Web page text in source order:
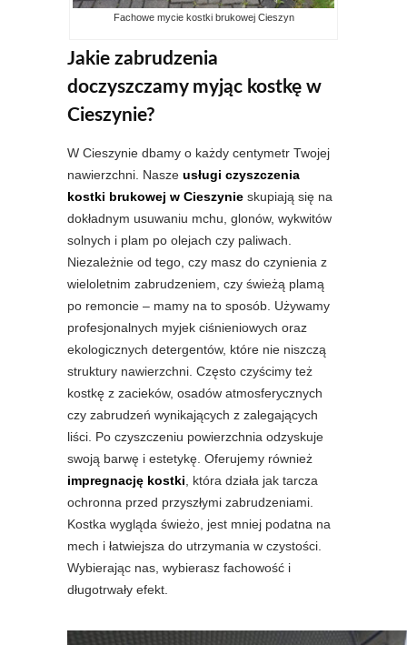
Fachowe mycie kostki brukowej Cieszyn
Jakie zabrudzenia
doczyszczamy myjąc kostkę w
Cieszynie?
W Cieszynie dbamy o każdy centymetr Twojej
nawierzchni. Nasze usługi czyszczenia
kostki brukowej w Cieszynie skupiają się na
dokładnym usuwaniu mchu, glonów, wykwitów
solnych i plam po olejach czy paliwach.
Niezależnie od tego, czy masz do czynienia z
wieloletnim zabrudzeniem, czy świeżą plamą
po remoncie – mamy na to sposób. Używamy
profesjonalnych myjek ciśnieniowych oraz
ekologicznych detergentów, które nie niszczą
struktury nawierzchni. Często czyścimy też
kostkę z zacieków, osadów atmosferycznych
czy zabrudzeń wynikających z zalegających
liści. Po czyszczeniu powierzchnia odzyskuje
swoją barwę i estetykę. Oferujemy również
impregnację kostki , która działa jak tarcza
ochronna przed przyszłymi zabrudzeniami.
Kostka wygląda świeżo, jest mniej podatna na
mech i łatwiejsza do utrzymania w czystości.
Wybierając nas, wybierasz fachowość i
długotrwały efekt.